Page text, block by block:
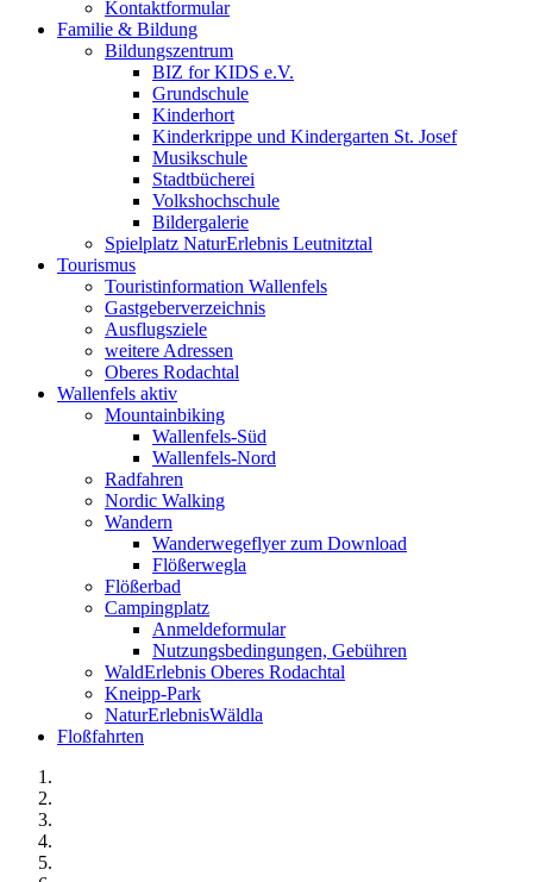
Kontaktformular
Familie & Bildung
Bildungszentrum
BIZ for KIDS e.V.
Grundschule
Kinderhort
Kinderkrippe und Kindergarten St. Josef
Musikschule
Stadtbücherei
Volkshochschule
Bildergalerie
Spielplatz NaturErlebnis Leutnitztal
Tourismus
Touristinformation Wallenfels
Gastgeberverzeichnis
Ausflugsziele
weitere Adressen
Oberes Rodachtal
Wallenfels aktiv
Mountainbiking
Wallenfels-Süd
Wallenfels-Nord
Radfahren
Nordic Walking
Wandern
Wanderwegeflyer zum Download
Flößerwegla
Flößerbad
Campingplatz
Anmeldeformular
Nutzungsbedingungen, Gebühren
WaldErlebnis Oberes Rodachtal
Kneipp-Park
NaturErlebnisWäldla
Floßfahrten